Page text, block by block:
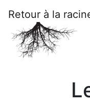
Retour à la